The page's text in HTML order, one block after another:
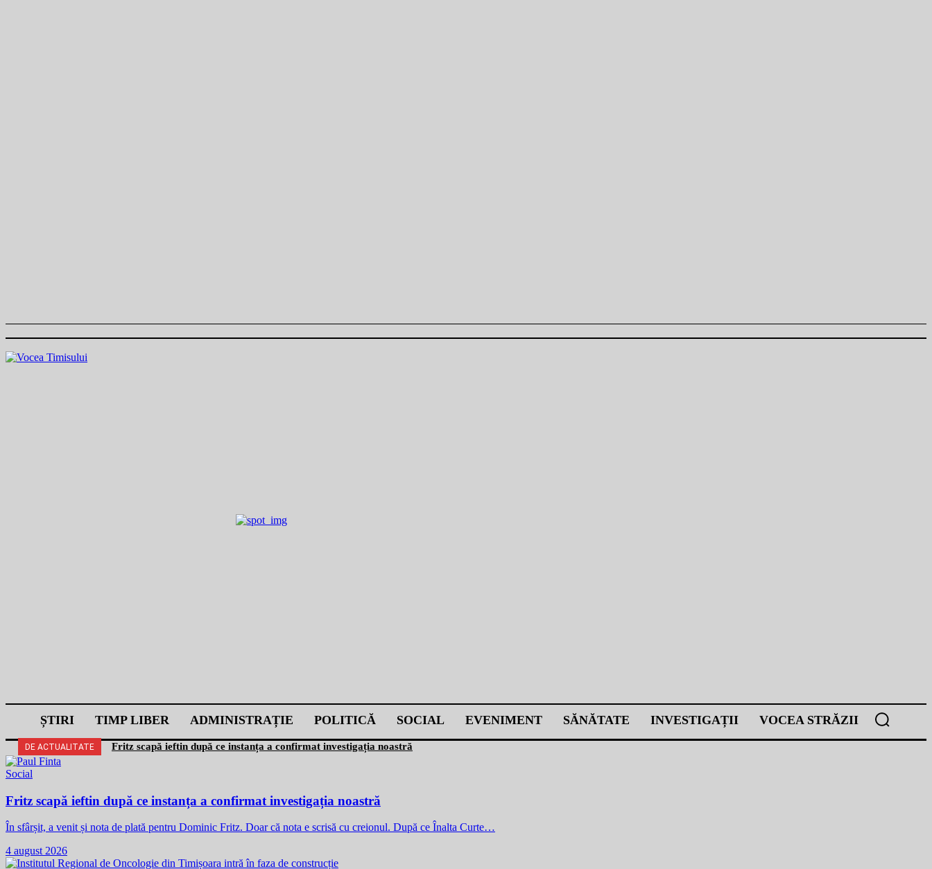
ȘTIRI TIMP LIBER ADMINISTRAȚIE POLITICĂ SOCIAL EVENIMENT SĂNĂTATE INVESTIGAȚII VOCEA STRĂZII
DE ACTUALITATE Fritz scapă ieftin după ce instanța a confirmat investigația noastră
Social
Fritz scapă ieftin după ce instanța a confirmat investigația noastră
În sfârșit, a venit și nota de plată pentru Dominic Fritz. Doar că nota e scrisă cu creionul. După ce Înalta Curte…
4 august 2026